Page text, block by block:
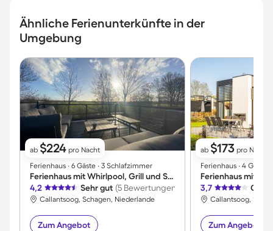
Ähnliche Ferienunterkünfte in der
Umgebung
ab $224 pro Nacht
Ferienhaus ∙ 6 Gäste ∙ 3 Schlafzimmer
Ferienhaus mit Whirlpool, Grill und Sauna | Meerblick
4,2
Sehr gut (5 Bewertungen)
Callantsoog, Schagen, Niederlande
Zum Angebot
ab $173 pro Nacht
Ferienhaus ∙ 4 Gäste
3,7 Gut
Callantsoog,
Zum Angebot